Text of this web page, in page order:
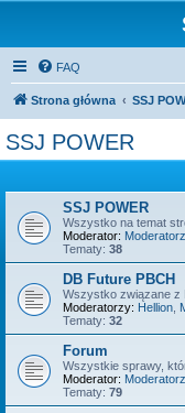
FAQ
Strona główna SSJ
SSJ POWER
SSJ POWER
Wszystko na temat
Moderator:
Tematy: 38
DB Future PBCH
Wszystko związane z
Moderatorzy: Hellion
Tematy: 32
Forum
Wszystkie sprawy,
Moderator:
Tematy: 79